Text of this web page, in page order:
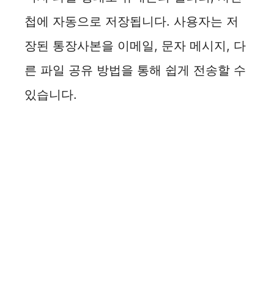
첩에 자동으로 저장됩니다. 사용자는 저
장된 통장사본을 이메일, 문자 메시지, 다
른 파일 공유 방법을 통해 쉽게 전송할 수
있습니다.